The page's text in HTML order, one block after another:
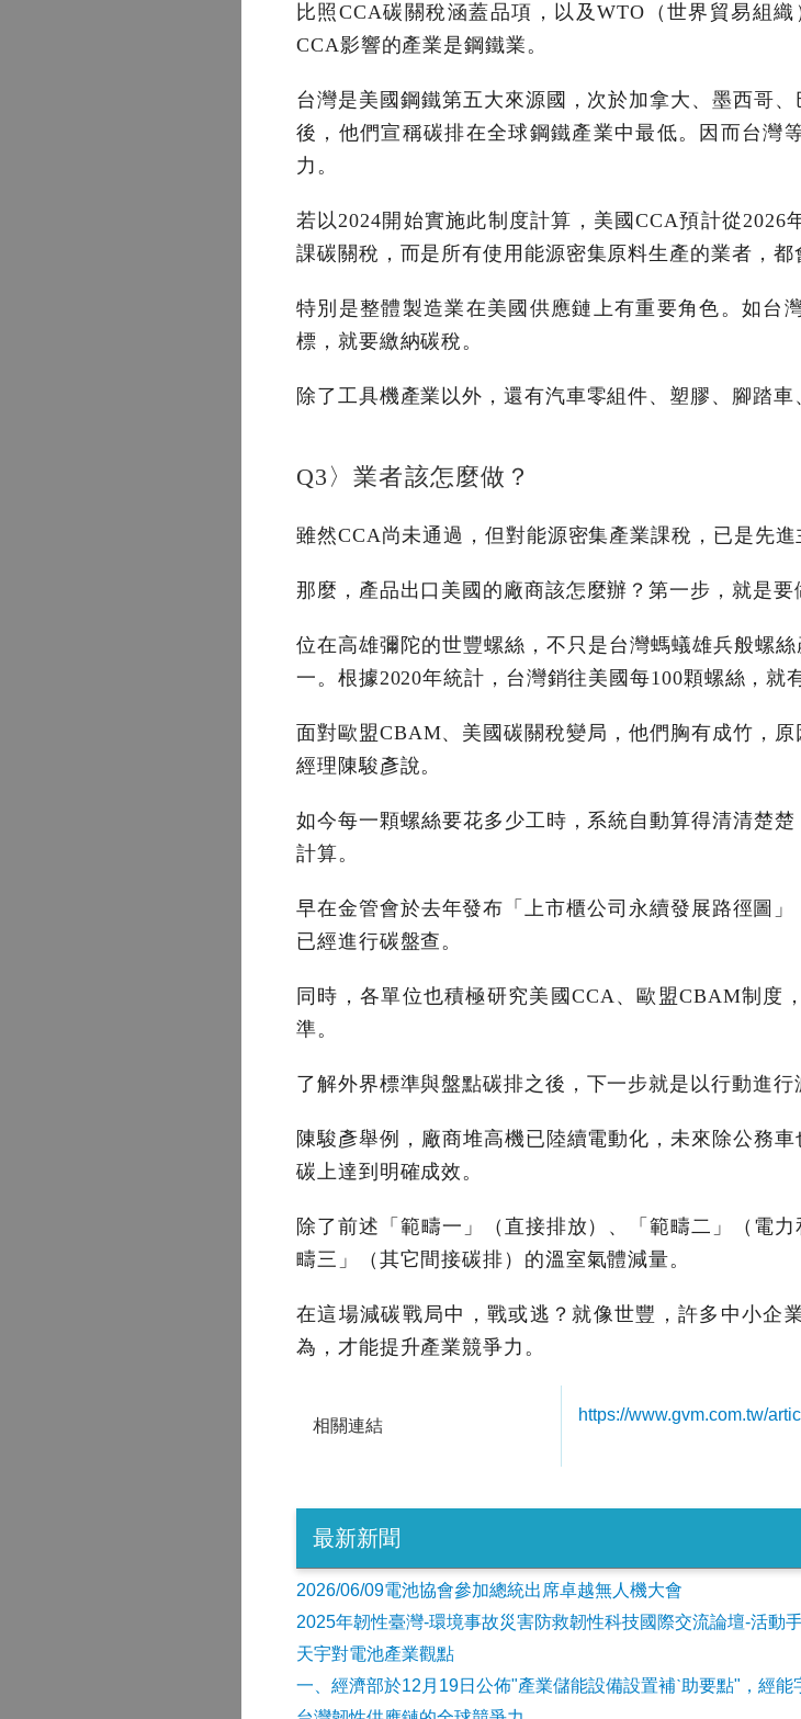
比照CCA碳關稅涵蓋品項，以及WTO（世界貿易組
CCA影響的產業是鋼鐵業。
台灣是美國鋼鐵第五大來源國，次於加拿大、墨西哥
後，他們宣稱碳排在全球鋼鐵產業中最低。因而台灣
力。
若以2024開始實施此制度計算，美國CCA預計從
課碳關稅，而是所有使用能源密集原料生產的業者，都
特別是整體製造業在美國供應鏈上有重要角色。如台
標，就要繳納碳稅。
除了工具機產業以外，還有汽車零組件、塑膠、腳踏
Q3〉業者該怎麼做？
雖然CCA尚未通過，但對能源密集產業課稅，已是先
那麼，產品出口美國的廠商該怎麼辦？第一步，就是要
位在高雄彌陀的世豐螺絲，不只是台灣螞蟻雄兵般螺
一。根據2020年統計，台灣銷往美國每100顆螺絲，就
面對歐盟CBAM、美國碳關稅變局，他們胸有成竹，
經理陳駿彥說。
如今每一顆螺絲要花多少工時，系統自動算得清清楚
計算。
早在金管會於去年發布「上市櫃公司永續發展路徑圖
已經進行碳盤查。
同時，各單位也積極研究美國CCA、歐盟CBAM制
準。
了解外界標準與盤點碳排之後，下一步就是以行動進行
陳駿彥舉例，廠商堆高機已陸續電動化，未來除公務
碳上達到明確成效。
除了前述「範疇一」（直接排放）、「範疇二」（電
疇三」（其它間接碳排）的溫室氣體減量。
在這場減碳戰局中，戰或逃？就像世豐，許多中小企
為，才能提升產業競爭力。
相關連結
https://www.gvm.com.tw/
最新新聞
2026/06/09電池協會參加總統出席卓越無人機大會
2025年韌性臺灣-環境事故災害防救韌性科技國際交流論壇-活動
天宇對電池產業觀點
一、經濟部於12月19日公佈"產業儲能設備設置補ˋ助要點"，經